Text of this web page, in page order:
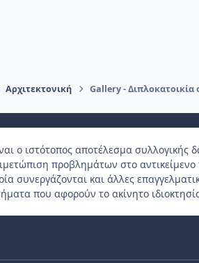
Αρχιτεκτονική Gallery -
ο ιστότοπος αποτέλεσμα συλλογικής
προβλημάτων στο αντικείμενο
συνεργάζονται και άλλες
που αφορούν το ακίνητο